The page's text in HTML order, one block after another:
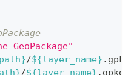
GeoPackage"
/${layer_name}
/${layer_name} .gpkg